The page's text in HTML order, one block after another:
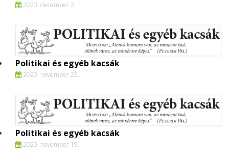
2020. december 2.
Politikai és egyéb kacsák
2020. november 25.
Politikai és egyéb kacsák
2020. november 19.